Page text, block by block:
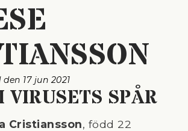
den 17 jun 2021
VIRUSETS SPÅR
Cristiansson, född 22